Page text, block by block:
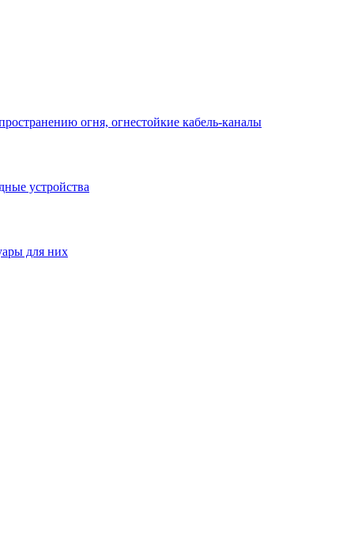
огня, огнестойкие кабель-каналы
устройства
для них